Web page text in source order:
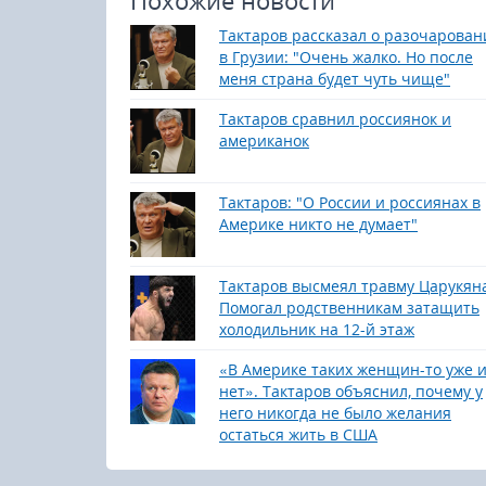
Тактаров рассказал о
в Грузии: "Очень жалко. Но после
меня страна будет чуть чище"
Тактаров сравнил россиянок и
американок
Тактаров: "О России и россиянах в
Америке никто не думает"
Тактаров высмеял травму
Помогал родственникам затащить
холодильник на 12-й этаж
«В Америке таких женщин-то уже и
нет». Тактаров объяснил, почему у
него никогда не было желания
остаться жить в США